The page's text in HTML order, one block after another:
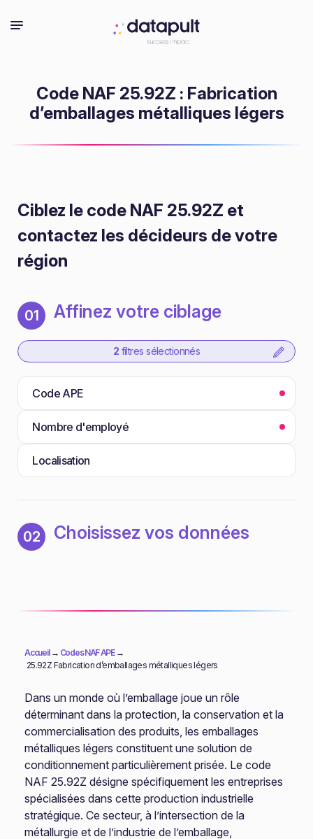
Code NAF 25.92Z : Fabrication
d’emballages métalliques légers
Ciblez le code NAF 25.92Z et
contactez les décideurs de votre
région
01 Affinez votre ciblage
2 filtres sélectionnés
Code APE
Nombre d'employé
Localisation
02 Choisissez vos données
Accueil→ Codes NAF APE→
25.92Z Fabrication d’emballages métalliques légers
Dans un monde où l’emballage joue un rôle
déterminant dans la protection, la conservation et la
commercialisation des produits, les emballages
métalliques légers constituent une solution de
conditionnement particulièrement prisée. Le code
NAF 25.92Z désigne spécifiquement les entreprises
spécialisées dans cette production industrielle
stratégique. Ce secteur, à l’intersection de la
métallurgie et de l’industrie de l’emballage,